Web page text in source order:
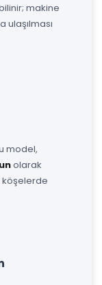
makine
ulaşılması
model,
olarak
köşelerde